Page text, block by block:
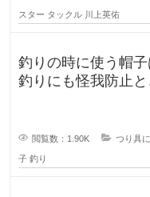
スター タックル 川上英佑
釣りの時に使う帽子
釣りにも怪我防止
閲覧数：1.90K つり具
子 釣り